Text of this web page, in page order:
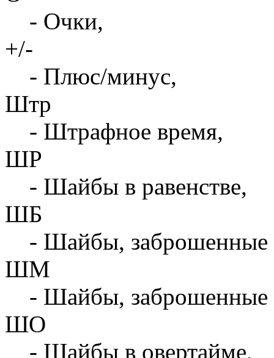
- Очки,
+/-
- Плюс/минус,
Штр
- Штрафное время,
ШР
- Шайбы в равенстве,
ШБ
- Шайбы, заброшенные
ШМ
- Шайбы, заброшенные
ШО
- Шайбы в овертайме,